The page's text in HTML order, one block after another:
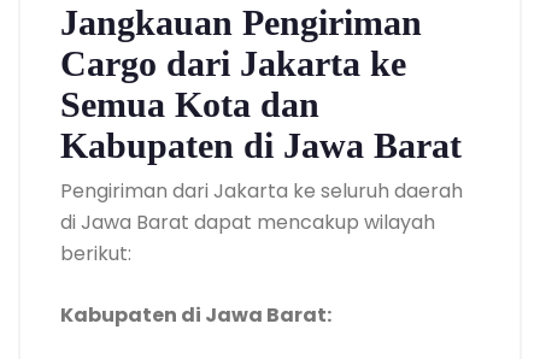
Jangkauan Pengiriman
Cargo dari Jakarta ke
Semua Kota dan
Kabupaten di Jawa Barat
Pengiriman dari Jakarta ke seluruh daerah
di Jawa Barat dapat mencakup wilayah
berikut:
Kabupaten di Jawa Barat: